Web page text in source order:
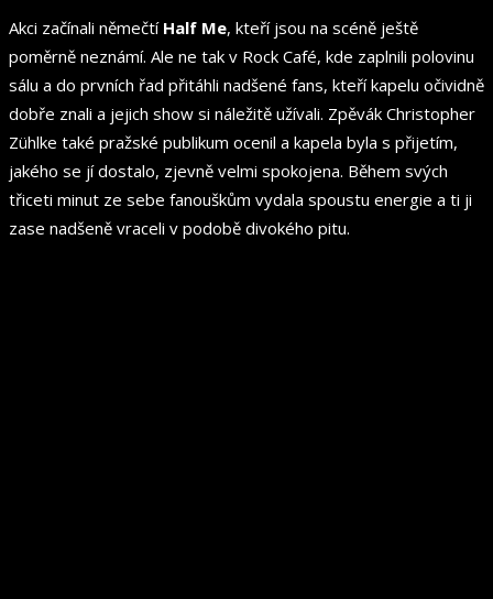
Akci začínali němečtí Half Me, kteří jsou na scéně ještě
poměrně neznámí. Ale ne tak v Rock Café, kde zaplnili polovinu
sálu a do prvních řad přitáhli nadšené fans, kteří kapelu očividně
dobře znali a jejich show si náležitě užívali. Zpěvák Christopher
Zühlke také pražské publikum ocenil a kapela byla s přijetím,
jakého se jí dostalo, zjevně velmi spokojena. Během svých
třiceti minut ze sebe fanouškům vydala spoustu energie a ti ji
zase nadšeně vraceli v podobě divokého pitu.